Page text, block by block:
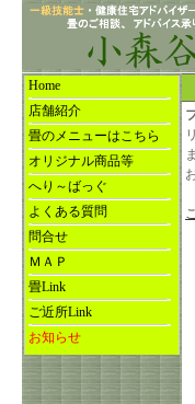
Home
店舗紹介
畳のメニューはこちら
オリジナル商品等
へり～ばっぐ
よくある質問
問合せ
ＭＡＰ
畳Link
ご近所Link
お知らせ